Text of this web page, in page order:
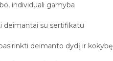
individuali gamyba
deimantai su sertifikatu
deimanto dydį ir kokybę